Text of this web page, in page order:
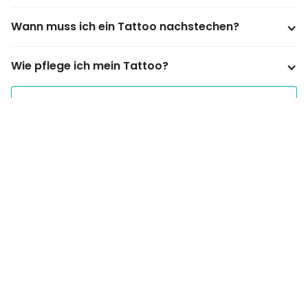
Wann muss ich ein Tattoo nachstechen?
Wie pflege ich mein Tattoo?